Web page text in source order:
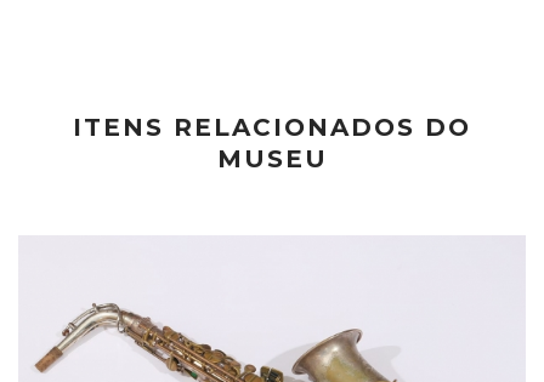
ITENS RELACIONADOS DO
MUSEU